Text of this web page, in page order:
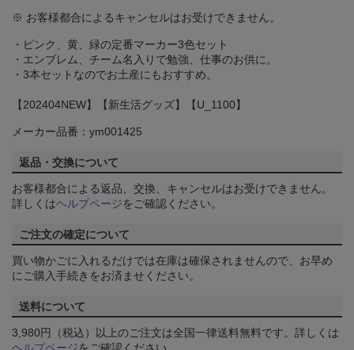
※ お客様都合によるキャンセルはお受けできません。
・ピンク、黄、緑の定番マーカー3色セット
・エンブレム、チーム名入りで勉強、仕事のお供に。
・3本セットなのでお土産にもおすすめ。
【202404NEW】【新生活グッズ】【U_1100】
メーカー品番：ym001425
返品・交換について
お客様都合による返品、交換、キャンセルはお受けできません。
詳しくはヘルプページをご確認ください。
ご注文の確定について
買い物かごに入れるだけでは在庫は確保されませんので、お早め
にご購入手続きをお済ませください。
送料について
3,980円（税込）以上のご注文は全国一律送料無料です。詳しくは